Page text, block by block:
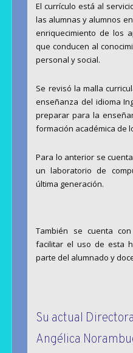
El currículo está al
las alumnas y alumnos
enriquecimiento de los
que conducen al
personal y social.
Se revisó la malla
enseñanza del idioma
preparar para la
formación académica de
Para lo anterior se
un laboratorio de
última generación.
También se cuenta
facilitar el uso de esta
parte del alumnado y
Su actual
Angélica